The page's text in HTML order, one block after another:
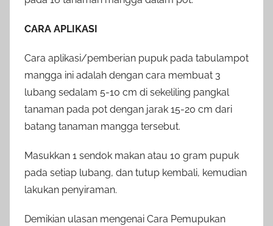
CARA APLIKASI
Cara aplikasi/pemberian pupuk pada tabulampot
mangga ini adalah dengan cara membuat 3
lubang sedalam 5-10 cm di sekeliling pangkal
tanaman pada pot dengan jarak 15-20 cm dari
batang tanaman mangga tersebut.
Masukkan 1 sendok makan atau 10 gram pupuk
pada setiap lubang, dan tutup kembali, kemudian
lakukan penyiraman.
Demikian ulasan mengenai Cara Pemupukan